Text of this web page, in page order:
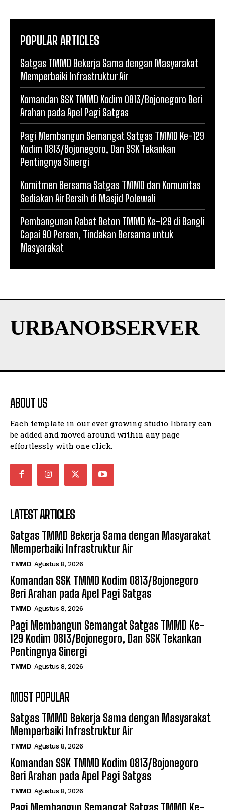
POPULAR ARTICLES
Satgas TMMD Bekerja Sama dengan Masyarakat
Memperbaiki Infrastruktur Air
Komandan SSK TMMD Kodim 0813/Bojonegoro Beri
Arahan pada Apel Pagi Satgas
Pagi Membangun Semangat Satgas TMMD Ke-129
Kodim 0813/Bojonegoro, Dan SSK Tekankan
Pentingnya Sinergi
Komitmen Bersama Satgas TMMD dan Komunitas
Sediakan Air Bersih di Masjid Polewali
Pembangunan Rabat Beton TMMD Ke-129 di Bangli
Capai 90 Persen, Tindakan Bersama untuk
Masyarakat
URBANOBSERVER
ABOUT US
Each template in our ever growing studio library can
be added and moved around within any page
effortlessly with one click.
LATEST ARTICLES
Satgas TMMD Bekerja Sama dengan Masyarakat
Memperbaiki Infrastruktur Air
TMMD Agustus 8, 2026
Komandan SSK TMMD Kodim 0813/Bojonegoro
Beri Arahan pada Apel Pagi Satgas
TMMD Agustus 8, 2026
Pagi Membangun Semangat Satgas TMMD Ke-
129 Kodim 0813/Bojonegoro, Dan SSK Tekankan
Pentingnya Sinergi
TMMD Agustus 8, 2026
MOST POPULAR
Satgas TMMD Bekerja Sama dengan Masyarakat
Memperbaiki Infrastruktur Air
TMMD Agustus 8, 2026
Komandan SSK TMMD Kodim 0813/Bojonegoro
Beri Arahan pada Apel Pagi Satgas
TMMD Agustus 8, 2026